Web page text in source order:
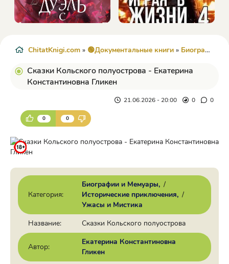
ChitatKnigi.com » 🟢Документальные книги » Биографии и Мемуары
Сказки Кольского полуострова - Екатерина
Константиновна Гликен
21.06.2026 - 20:00 0 0
0 0
Категория:
Биографии и Мемуары /
Исторические приключения /
Ужасы и Мистика
Название:
Сказки Кольского полуострова
Автор:
Екатерина Константиновна
Гликен